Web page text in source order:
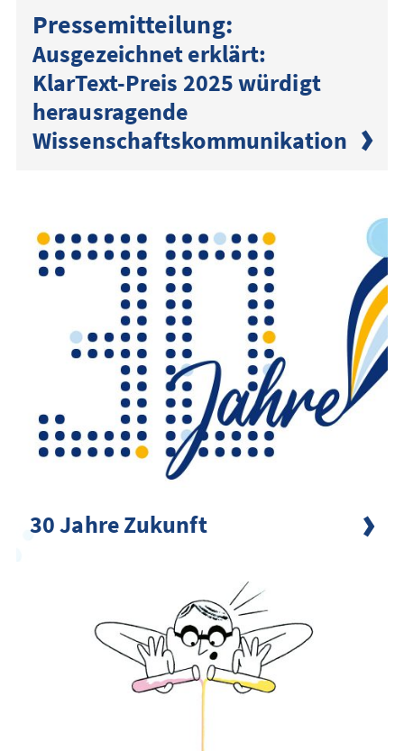
Presse­mitteilung:
Ausgezeichnet erklärt:
KlarText-Preis 2025 würdigt
herausragende
Wissenschaftskommunikation
30 Jahre Zukunft